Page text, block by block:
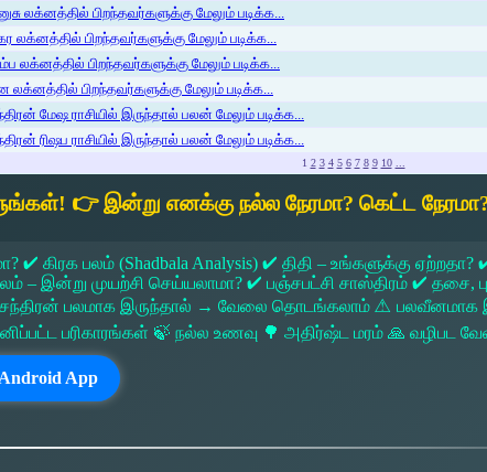
லக்னத்தில் பிறந்தவர்களுக்கு மேலும் படிக்க...
லக்னத்தில் பிறந்தவர்களுக்கு மேலும் படிக்க...
லக்னத்தில் பிறந்தவர்களுக்கு மேலும் படிக்க...
லக்னத்தில் பிறந்தவர்களுக்கு மேலும் படிக்க...
மேஷ ராசியில் இருந்தால் பலன் மேலும் படிக்க...
ரிஷப ராசியில் இருந்தால் பலன் மேலும் படிக்க...
1 2 3 4 5 6 7 8 9 10 ...
👉 இன்று எனக்கு நல்ல நேரமா? கெட்ட
கிரக பலம் (Shadbala Analysis) ✔ திதி – உங்களுக்கு
இன்று முயற்சி செய்யலாமா? ✔ பஞ்சபட்சி சாஸ்திரம் ✔ தசை,
பலமாக இருந்தால் → வேலை தொடங்கலாம் ⚠ பலவீனமாக
பரிகாரங்கள் 🍃 நல்ல உணவு 🌳 அதிர்ஷ்ட மரம் 🙏 வழிபட
Android App